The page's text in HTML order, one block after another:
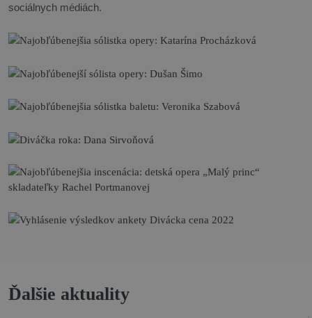
sociálnych médiách.
Ďalšie aktuality